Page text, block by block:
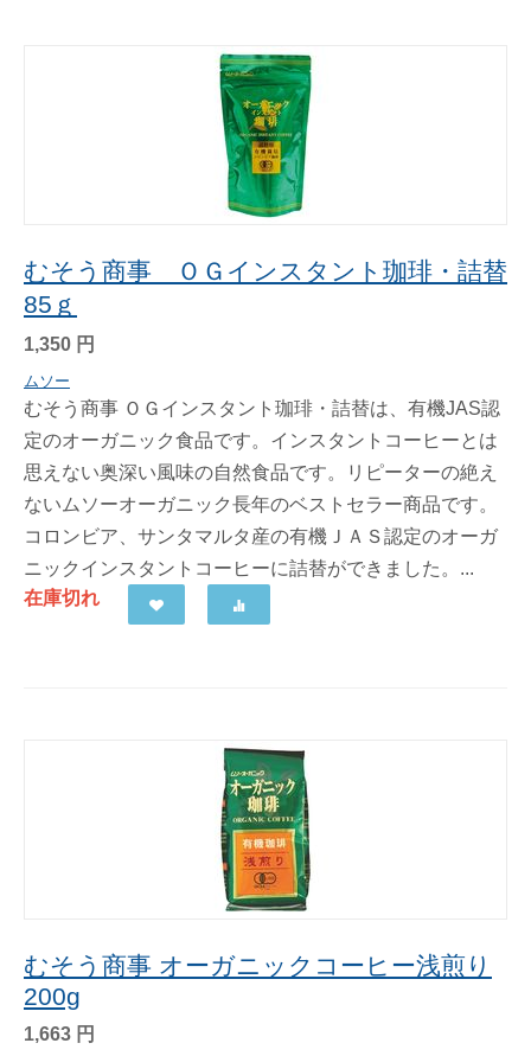
むそう商事 ＯＧインスタント珈琲・詰替
85ｇ
1,350 円
ムソー
むそう商事 ＯＧインスタント珈琲・詰替は、有機JAS認
定のオーガニック食品です。インスタントコーヒーとは
思えない奥深い風味の自然食品です。リピーターの絶え
ないムソーオーガニック長年のベストセラー商品です。
コロンビア、サンタマルタ産の有機ＪＡＳ認定のオーガ
ニックインスタントコーヒーに詰替ができました。...
在庫切れ
むそう商事 オーガニックコーヒー浅煎り
200g
1,663 円